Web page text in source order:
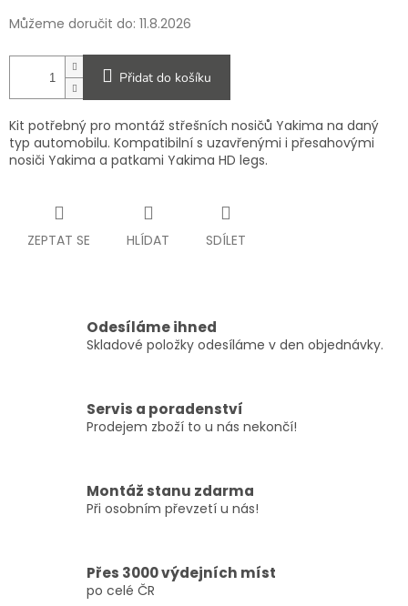
Můžeme doručit do: 11.8.2026
Přidat do košíku
Kit potřebný pro montáž střešních nosičů Yakima na daný
typ automobilu. Kompatibilní s uzavřenými i přesahovými
nosiči Yakima a patkami Yakima HD legs.
ZEPTAT SE HLÍDAT SDÍLET
Odesíláme ihned
Skladové položky odesíláme v den objednávky.
Servis a poradenství
Prodejem zboží to u nás nekončí!
Montáž stanu zdarma
Při osobním převzetí u nás!
Přes 3000 výdejních míst
po celé ČR